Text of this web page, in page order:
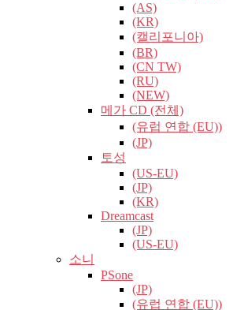
(AS)
(KR)
(캘리포니아)
(BR)
(CN TW)
(RU)
(NEW)
메가 CD (전체)
(유럽​​ 연합 (EU))
(JP)
토성
(US-EU)
(JP)
(KR)
Dreamcast
(JP)
(US-EU)
소니
PSone
(JP)
(유럽​​ 연합 (EU))